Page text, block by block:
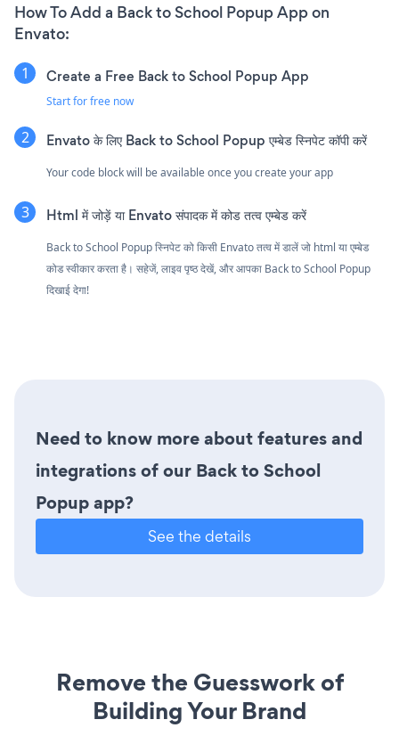
How To Add a Back to School Popup App on
Envato:
Create a Free Back to School Popup App
Start for free now
Envato के लिए Back to School Popup एम्बेड स्निपेट कॉपी करें
Your code block will be available once you create your app
Html में जोड़ें या Envato संपादक में कोड तत्व एम्बेड करें
Back to School Popup स्निपेट को किसी Envato तत्व में डालें जो html या एम्बेड
कोड स्वीकार करता है। सहेजें, लाइव पृष्ठ देखें, और आपका Back to School Popup
दिखाई देगा!
Need to know more about features and
integrations of our Back to School
Popup app?
See the details
Remove the Guesswork of
Building Your Brand